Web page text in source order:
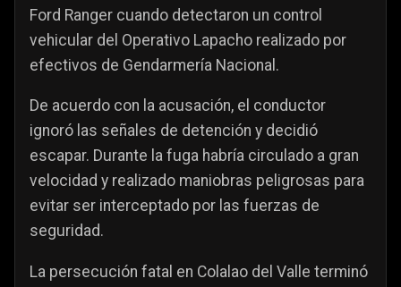
Ford Ranger cuando detectaron un control
vehicular del Operativo Lapacho realizado por
efectivos de Gendarmería Nacional.
De acuerdo con la acusación, el conductor
ignoró las señales de detención y decidió
escapar. Durante la fuga habría circulado a gran
velocidad y realizado maniobras peligrosas para
evitar ser interceptado por las fuerzas de
seguridad.
La persecución fatal en Colalao del Valle terminó